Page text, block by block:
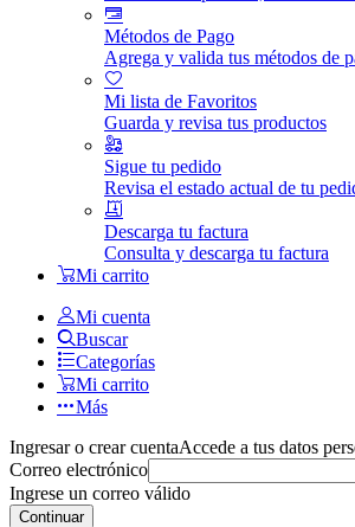
Métodos de Pago
Agrega y valida tus métodos de
Mi lista de Favoritos
Guarda y revisa tus productos
Sigue tu pedido
Revisa el estado actual de tu
Descarga tu factura
Consulta y descarga tu factura
Mi carrito
Mi cuenta
Buscar
Categorías
Mi carrito
Más
Ingresar o crear cuentaAccede a tus datos
Correo electrónico
Ingrese un correo válido
Continuar